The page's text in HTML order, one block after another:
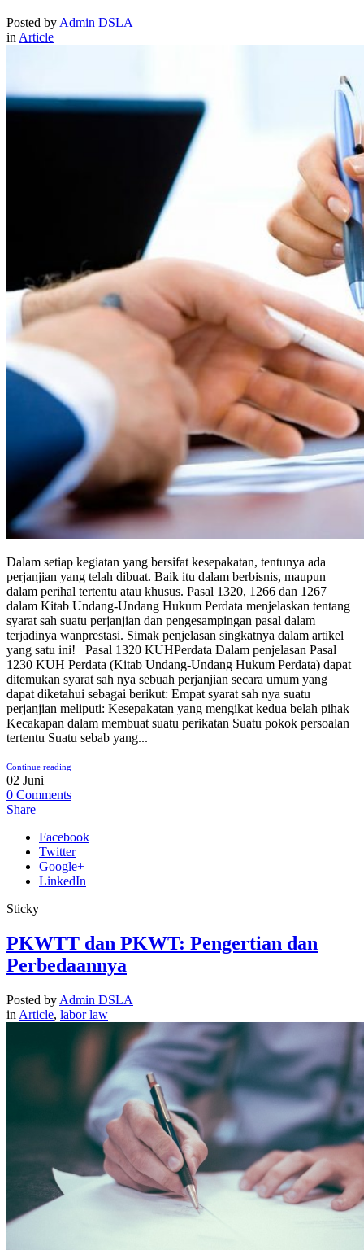
Posted by Admin DSLA
in Article
Dalam setiap kegiatan yang bersifat kesepakatan, tentunya ada
perjanjian yang telah dibuat. Baik itu dalam berbisnis, maupun
dalam perihal tertentu atau khusus. Pasal 1320, 1266 dan 1267
dalam Kitab Undang-Undang Hukum Perdata menjelaskan tentang
syarat sah suatu perjanjian dan pengesampingan pasal dalam
terjadinya wanprestasi. Simak penjelasan singkatnya dalam artikel
yang satu ini! Pasal 1320 KUHPerdata Dalam penjelasan Pasal
1230 KUH Perdata (Kitab Undang-Undang Hukum Perdata) dapat
ditemukan syarat sah nya sebuah perjanjian secara umum yang
dapat diketahui sebagai berikut: Empat syarat sah nya suatu
perjanjian meliputi: Kesepakatan yang mengikat kedua belah pihak
Kecakapan dalam membuat suatu perikatan Suatu pokok persoalan
tertentu Suatu sebab yang...
Continue reading
02 Juni
0 Comments
Share
Facebook
Twitter
Google+
LinkedIn
Sticky
PKWTT dan PKWT: Pengertian dan
Perbedaannya
Posted by Admin DSLA
in Article, labor law